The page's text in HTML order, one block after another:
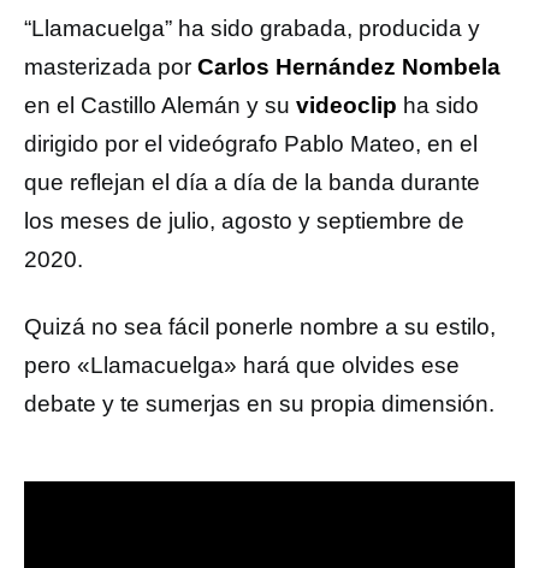
“Llamacuelga” ha sido grabada, producida y
masterizada por Carlos Hernández Nombela
en el Castillo Alemán y su videoclip ha sido
dirigido por el videógrafo Pablo Mateo, en el
que reflejan el día a día de la banda durante
los meses de julio, agosto y septiembre de
2020.
Quizá no sea fácil ponerle nombre a su estilo,
pero «Llamacuelga» hará que olvides ese
debate y te sumerjas en su propia dimensión.